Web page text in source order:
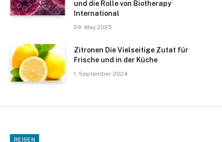
und die Rolle von Biotherapy
International
29. May 2025
Zitronen Die Vielseitige Zutat für
Frische und in der Küche
1. September 2024
REISEN